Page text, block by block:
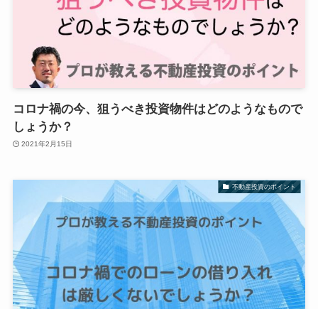
コロナ禍の今、狙うべき投資物件はどのようなもので
しょうか？
2021年2月15日
不動産投資のポイント